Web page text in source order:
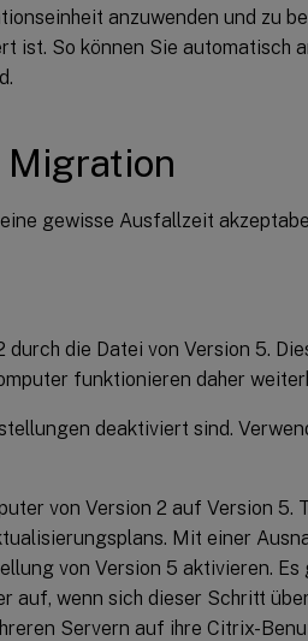
anzuwenden und zu
ist. So können Sie automatisch
gewisse Ausfallzeit
die Datei von Version 5.
funktionieren daher
deaktiviert sind.
von Version 2 auf Version 5.
Mit einer
von Version 5 aktivieren.
auf, wenn sich dieser Schritt
Servern auf ihre Citrix-